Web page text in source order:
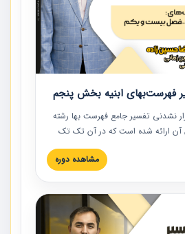
فهرست‌بهای ابنیه بخش پنجم
نشدنی تفسیر جامع فهرست بها رشته
آن ارائه شده است که در آن تک تک
بها تفسیر و ارائه شده است. این
بوده و به همراه تصاویر عملیات
مدیر پروژه مهندسی
بها رشته ابنیه ارائه شده و به تمام
صنعت ساخت در حال فعالیت هستند حتما
مشاهده دوره